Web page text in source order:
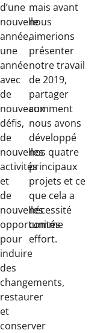
d’une
nouvelle
année,
une
année
avec
de
nouveaux
défis,
de
nouvelles
activités
et
de
nouvelles
opportunités
pour
induire
des
changements,
restaurer
et
conserver
mais avant
nous
aimerions
présenter
notre travail
de 2019,
partager
comment
nous avons
développé
nos quatre
principaux
projets et ce
que cela a
nécessité
comme
effort.